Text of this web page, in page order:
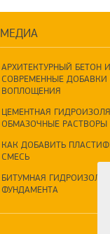
МЕДИА
АРХИТЕКТУРНЫЙ БЕТОН И
СОВРЕМЕННЫЕ ДОБАВКИ
ВОПЛОЩЕНИЯ
ЦЕМЕНТНАЯ
ОБМАЗОЧНЫЕ РАСТВОРЫ
КАК ДОБАВИТЬ
СМЕСЬ
БИТУМНАЯ
ФУНДАМЕНТА